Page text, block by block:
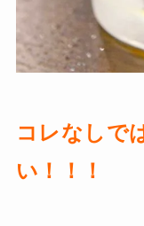
コレなしで
い！！！